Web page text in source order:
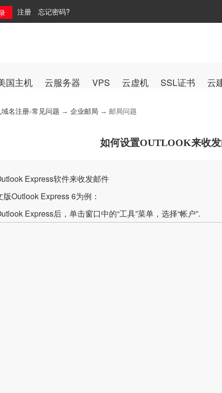
注册 忘记密码?
国主机 云服务器 VPS 云虚机 SSL证书 云
名注册-常见问题 → 企业邮局 → 邮局问题
如何设置OUTLOOK来收
Express软件来收发邮件
版Outlook Express 6为例：
Express后，单击窗口中的“工具”菜单，选择“帐户”.